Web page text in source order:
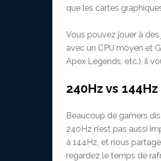
que les cartes
Vous pouvez jouer à
avec un CPU moyen et
Apex Legends, etc.), il
240Hz vs 144Hz
Beaucoup de gamers
240Hz n’est pas aussi
à 144Hz, et nous
regardez le temps de